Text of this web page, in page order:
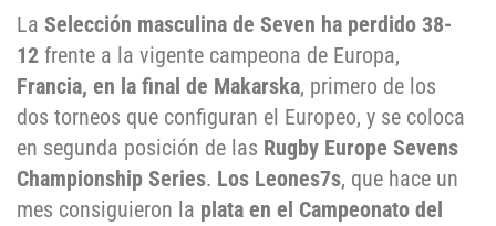
La Selección masculina de Seven ha perdido 38-
12 frente a la vigente campeona de Europa,
Francia, en la final de Makarska, primero de los
dos torneos que configuran el Europeo, y se coloca
en segunda posición de las Rugby Europe Sevens
Championship Series. Los Leones7s, que hace un
mes consiguieron la plata en el Campeonato del